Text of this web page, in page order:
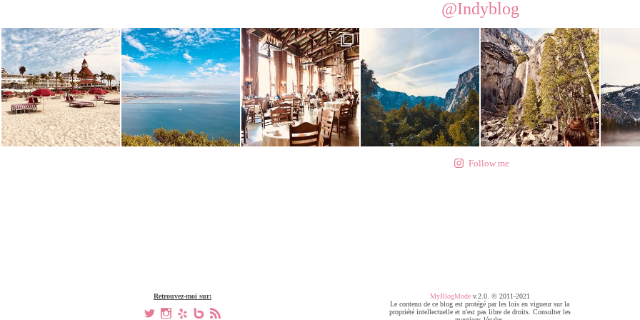
@Indyblog
Follow me
Retrouvez-moi sur:
a x h V ,
MyBlogModev.2.0. © 2011-2021
Le contenu de ce blog est protégé par les lois en vigueur sur la
propriété intellectuelle et n'est pas libre de droits. Consulter les